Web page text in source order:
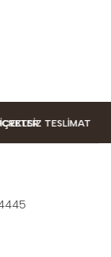
TESLIMAT